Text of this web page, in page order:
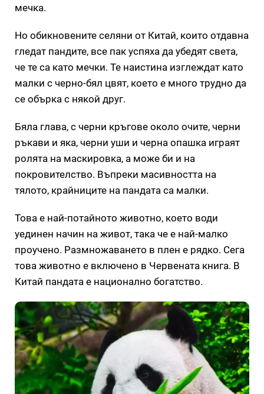
мечка.
Но обикновените селяни от Китай, които отдавна
гледат пандите, все пак успяха да убедят света,
че те са като мечки. Те наистина изглеждат като
малки с черно-бял цвят, което е много трудно да
се обърка с някой друг.
Бяла глава, с черни кръгове около очите, черни
ръкави и яка, черни уши и черна опашка играят
ролята на маскировка, а може би и на
покровителство. Въпреки масивността на
тялото, крайниците на пандата са малки.
Това е най-потайното животно, което води
уединен начин на живот, така че е най-малко
проучено. Размножаването в плен е рядко. Сега
това животно е включено в Червената книга. В
Китай пандата е национално богатство.